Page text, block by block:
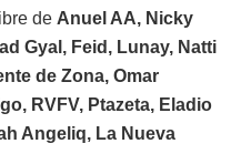
de Anuel AA, Nicky
Gyal, Feid, Lunay, Natti
de Zona, Omar
RVFV, Ptazeta, Eladio
Angeliq, La Nueva